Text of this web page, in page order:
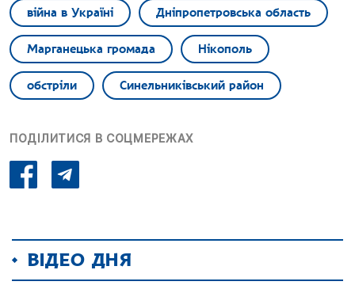
війна в Україні Дніпропетровська область
Марганецька громада Нікополь
обстріли Синельниківський район
ПОДІЛИТИСЯ В СОЦМЕРЕЖАХ
ВІДЕО ДНЯ